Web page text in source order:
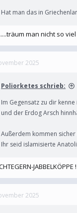
Hat man das in
man nicht so
2025
Poliorketes schrieb:
Im Gegensatz zu dir
und der Erdog Arsch
Außerdem kommen
Ihr seid islamisierte
JABBELKÖPPE !
2025